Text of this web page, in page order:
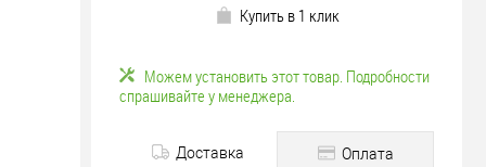
Купить в 1 клик
Можем установить этот товар. Подробности
спрашивайте у менеджера.
Доставка Оплата